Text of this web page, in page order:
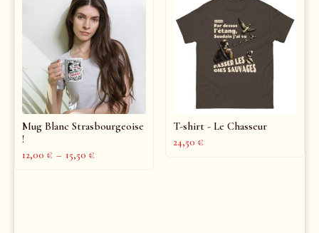
Mug Blanc Strasbourgeoise
!
12,00 € – 15,50 €
T-shirt - Le Chasseur
24,50 €